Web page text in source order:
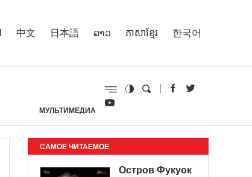
中文 日本語 ລາວ ភាសាខ្មែរ 한국어
МУЛЬТИМЕДИА
САМОЕ ЧИТАЕМОЕ
Остров Фукуок